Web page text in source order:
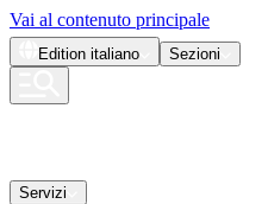
Vai al contenuto principale
Edition italiano Sezioni
Servizi